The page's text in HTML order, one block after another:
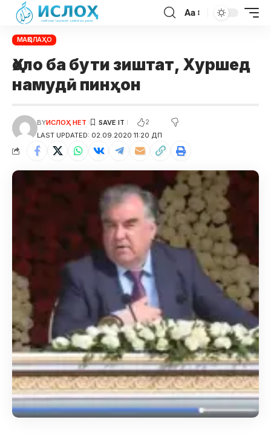
Aa
МАҚОЛАҲО
Ҳоло ба бути зиштат, Хуршед
намудӣ пинҳон
LAST UPDATED: 02.09.2020 11:20 ДП
BYИСЛОҲ НЕТ 2